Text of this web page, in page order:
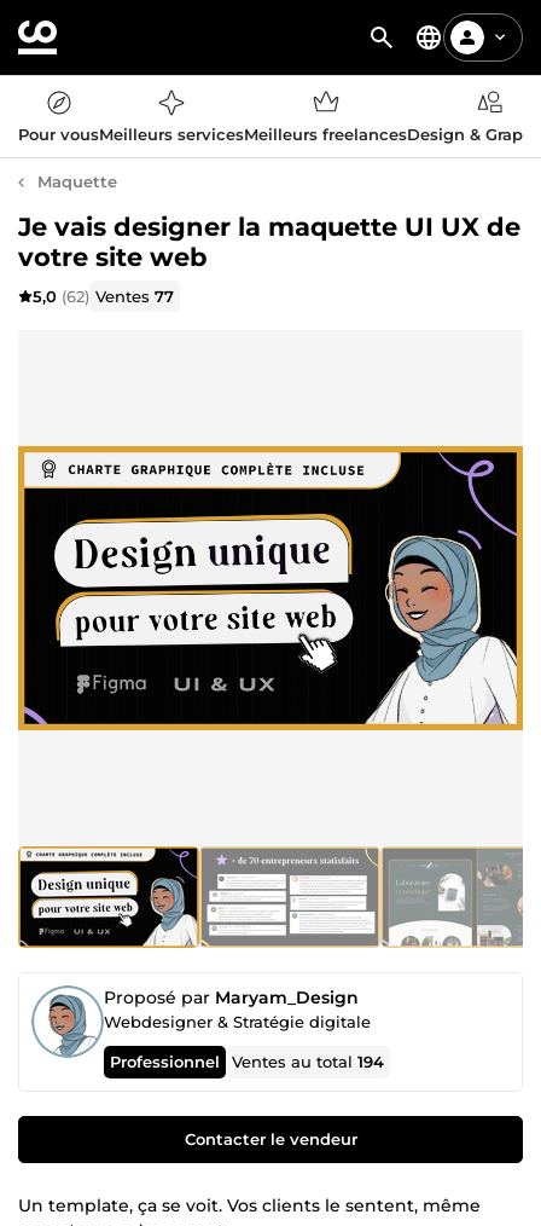
Pour vousMeilleurs servicesMeilleurs freelancesDesign &
Maquette
Je vais designer la maquette UI UX de
votre site web
5,0 (62) Ventes77
Proposé par Maryam_Design
Webdesigner & Stratégie digitale
Professionnel Ventes au total194
Contacter le vendeur
Un template, ça se voit. Vos clients le sentent, même